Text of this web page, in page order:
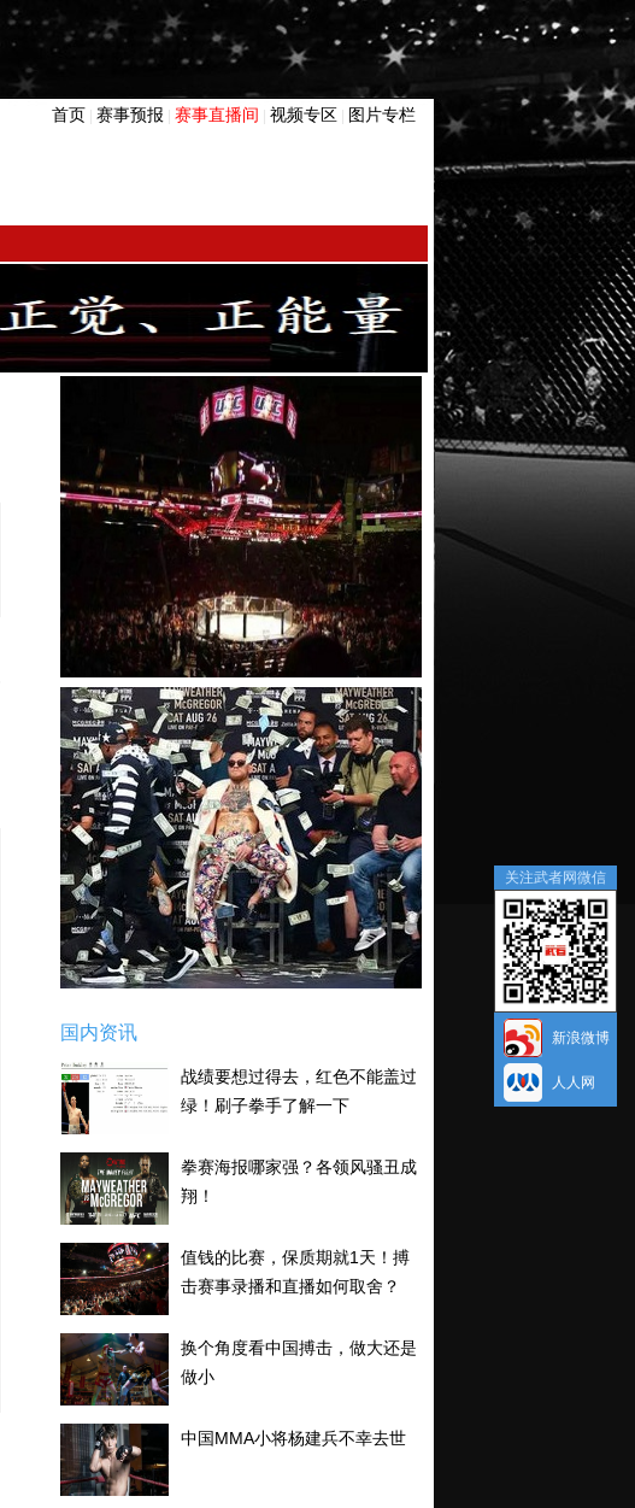
首页 赛事预报 赛事直播间 视频专区 图片专栏
国内资讯
战绩要想过得去，红色不能盖过
绿！刷子拳手了解一下
拳赛海报哪家强？各领风骚丑成
翔！
值钱的比赛，保质期就1天！搏
击赛事录播和直播如何取舍？
换个角度看中国搏击，做大还是
做小
中国MMA小将杨建兵不幸去世
关注武者网微信
新浪微博
人人网